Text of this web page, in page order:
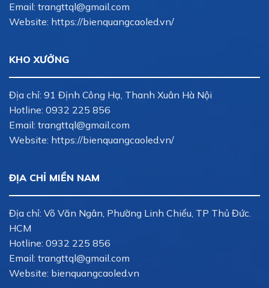
Email: trangttql@gmail.com
Website: https://bienquangcaoled.vn/
KHO XƯỞNG
Địa chỉ: 91 Định Công Hạ, Thanh Xuân Hà Nội
Hotline: 0932 225 856
Email: trangttql@gmail.com
Website: https://bienquangcaoled.vn/
ĐỊA CHỈ MIỀN NAM
Địa chỉ: Võ Văn Ngân, Phường Linh Chiểu, TP Thủ Đức.
HCM
Hotline: 0932 225 856
Email: trangttql@gmail.com
Website: bienquangcaoled.vn